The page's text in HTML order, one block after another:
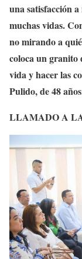
una satisfacción
muchas vidas.
no mirando a
coloca un granito
vida y hacer las
Pulido, de 48
LLAMADO A